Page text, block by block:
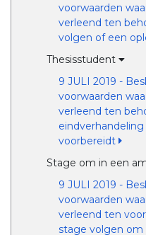
voorwaarden
verleend ten
volgen of een
Thesisstudent
9 JULI 2019 -
voorwaarden
verleend ten
voorbereidt
Stage om in een
9 JULI 2019 -
voorwaarden
verleend ten
stage volgen